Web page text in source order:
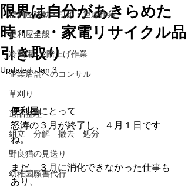
便利屋移動・引越・運送作業
便利屋全般
冷蔵庫の2階上げ作業
企業店舗へのコンサル
草刈り
遺品整理
組立 分解 撤去 処分
野良猫の見送り
幼稚園願書代行
限界は自分があきらめた
時・・・家電リサイクル品
引き取り
Updated:Jan 3
便利屋にとって
怒涛の３月が終了し、４月１日です
ね。
まだ、３月に消化できなかった仕事も
あり、